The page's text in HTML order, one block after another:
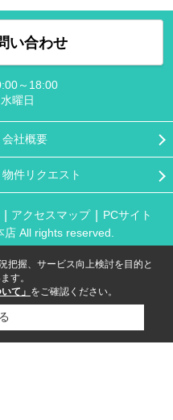
い合わせ
～18:00
水曜日
会社概要
物件リクエスト
アクセスマップ
PCサイト
店 All rights reserved.
把握、サービス向上検討を目的と
す。
て」 をご確認ください。